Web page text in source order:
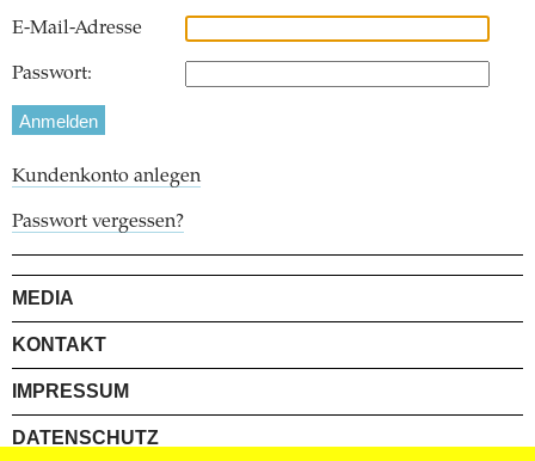
E-Mail-Adresse
Passwort:
Kundenkonto anlegen
Passwort vergessen?
MEDIA
KONTAKT
IMPRESSUM
DATENSCHUTZ